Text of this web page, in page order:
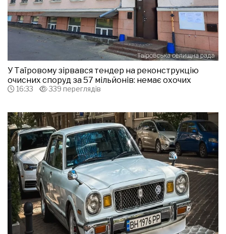
У Таїровому зірвався тендер на реконструкцію
очисних споруд за 57 мільйонів: немає охочих
16:33 339 переглядів